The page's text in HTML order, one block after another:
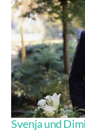
Gallery
Svenja und